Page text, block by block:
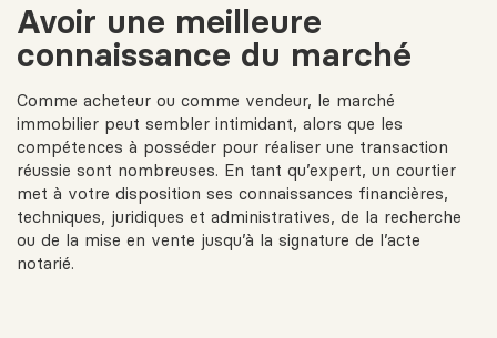
Avoir une meilleure
connaissance du marché
Comme acheteur ou comme vendeur, le marché
immobilier peut sembler intimidant, alors que les
compétences à posséder pour réaliser une transaction
réussie sont nombreuses. En tant qu’expert, un courtier
met à votre disposition ses connaissances financières,
techniques, juridiques et administratives, de la recherche
ou de la mise en vente jusqu’à la signature de l’acte
notarié.